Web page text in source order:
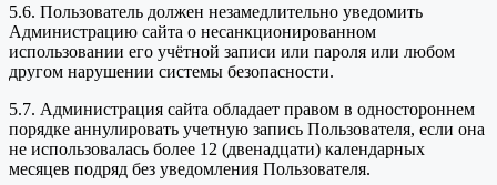
5.6. Пользователь должен незамедлительно уведомить
Администрацию сайта о несанкционированном
использовании его учётной записи или пароля или любом
другом нарушении системы безопасности.
5.7. Администрация сайта обладает правом в одностороннем
порядке аннулировать учетную запись Пользователя, если она
не использовалась более 12 (двенадцати) календарных
месяцев подряд без уведомления Пользователя.